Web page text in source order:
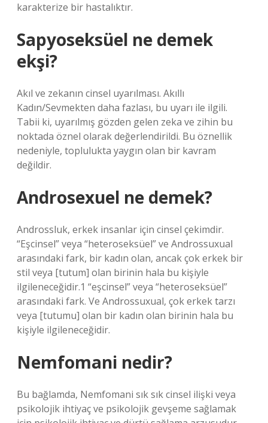
karakterize bir hastalıktır.
Sapyoseksüel ne demek
ekşi?
Akıl ve zekanın cinsel uyarılması. Akıllı
Kadın/Sevmekten daha fazlası, bu uyarı ile ilgili.
Tabii ki, uyarılmış gözden gelen zeka ve zihin bu
noktada öznel olarak değerlendirildi. Bu öznellik
nedeniyle, toplulukta yaygın olan bir kavram
değildir.
Androsexuel ne demek?
Androssluk, erkek insanlar için cinsel çekimdir.
“Eşcinsel” veya “heteroseksüel” ve Androssuxual
arasındaki fark, bir kadın olan, ancak çok erkek bir
stil veya [tutum] olan birinin hala bu kişiyle
ilgileneceğidir.1 “eşcinsel” veya “heteroseksüel”
arasındaki fark. Ve Androssuxual, çok erkek tarzı
veya [tutumu] olan bir kadın olan birinin hala bu
kişiyle ilgileneceğidir.
Nemfomani nedir?
Bu bağlamda, Nemfomani sık sık cinsel ilişki veya
psikolojik ihtiyaç ve psikolojik gevşeme sağlamak